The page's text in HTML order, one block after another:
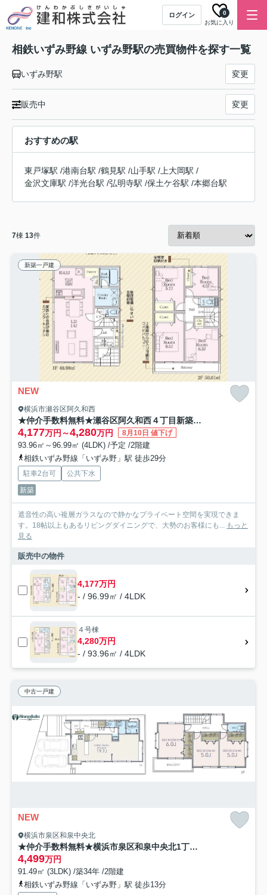
ログイン
お気に入り
0
相鉄いずみ野線 いずみ野駅の売買物件を探す一覧
いずみ野駅 変更
販売中 変更
おすすめの駅
東戸塚駅 /港南台駅 /鶴見駅 /山手駅 / 上大岡駅 /
金沢文庫駅 /洋光台駅 /弘明寺駅 /保土ケ谷駅 /本郷台駅
7棟 13件
新築一戸建
NEW
横浜市瀬谷区阿久和西
★仲介手数料無料★瀬谷区阿久和西４丁目新築分譲住宅【4LDK＋駐車２台/小学校徒歩３分/最適な子育て環境】全４棟
4,177万円～4,280万円 8月10日 値下げ
93.96㎡～96.99㎡ (4LDK) /予定 /2階建
相鉄いずみ野線「いずみ野」駅 徒歩29分
駐車2台可
公共下水
新築
遮音性の高い複層ガラスなので静かなプライベート空間を実現できま
す。18帖以上もあるリビングダイニングで、大勢のお客様にも... もっと
見る
販売中の物件
4,177万円
- / 96.99㎡ / 4LDK
４号棟
4,280万円
- / 93.96㎡ / 4LDK
中古一戸建
NEW
横浜市泉区和泉中央北
★仲介手数料無料★横浜市泉区和泉中央北1丁目 再生中古戸建
4,499万円
91.49㎡ (3LDK) /築34年 /2階建
相鉄いずみ野線「いずみ野」駅 徒歩13分